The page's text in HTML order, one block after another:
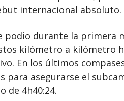
internacional absoluto.
podio durante la primera
kilómetro a kilómetro
En los últimos
para asegurarse el
de 4h40:24.